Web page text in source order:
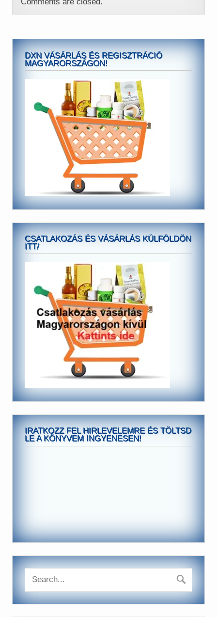
DXN VÁSÁRLÁS ÉS REGISZTRÁCIÓ
MAGYARORSZÁGON!
CSATLAKOZÁS ÉS VÁSÁRLÁS KÜLFÖLDÖN
ITT/
IRATKOZZ FEL HIRLEVELEMRE ÉS TÖLTSD
LE A KÖNYVEM INGYENESEN!